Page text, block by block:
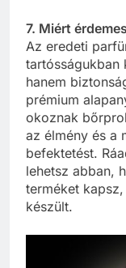
7. Miért
Az eredeti
tartósságukban
hanem
prémium
okoznak
az élmény és a
befektetést.
lehetsz abban,
terméket
készült.